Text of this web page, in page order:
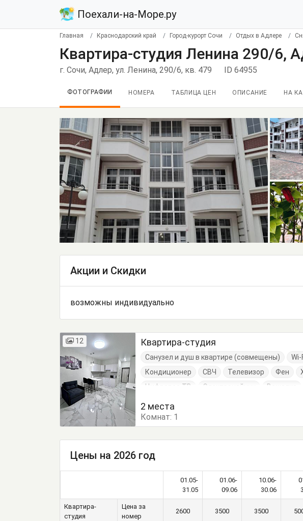
Поехали-на-Море.ру
Главная Краснодарский край Город-курорт Сочи Отдых в Адлере
Квартира-студия Ленина 290/6,
г. Сочи, Адлер, ул. Ленина, 290/6, кв. 479 ID 64955
ФОТОГРАФИИ НОМЕРА ТАБЛИЦА ЦЕН ОПИСАНИЕ НА
Акции и Скидки
возможны индивидуально
12 Квартира-студия
Санузел и душ в квартире (совмещены)
Wi-
Кондиционер
СВЧ Телевизор Фен
Цифровое ТВ
Электрочайник Вешалка
Стулья
2 места
Комнат: 1
Цены на 2026 год
01.05-
31.05
01.06-
09.06
10.06-
30.06
Квартира-
студия
Цена за
номер
2600 3500 3500